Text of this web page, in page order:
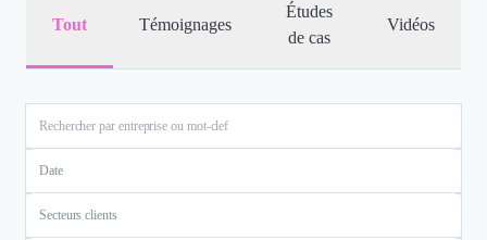
Tout Témoignages
Études
de cas
Vidéos
Date
Secteurs clients